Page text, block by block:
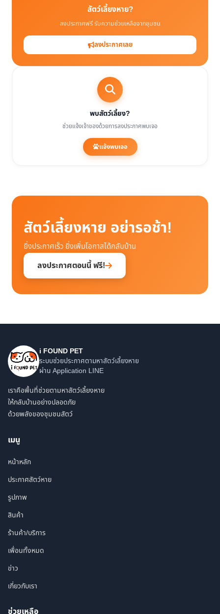
สัตว์เลี้ยงหาย?
ลงประกาศฟรี รับความช่วยเหลือจากชุมชน
ลงประกาศเลย
พบสัตว์เลี้ยง?
ช่วยแจ้งเจ้าของด้วยการลงประกาศพบเจอ
แจ้งพบเจอ
สัตว์เลี้ยงหาย อย่ารอช้า!
ยิ่งประกาศเร็ว ยิ่งเพิ่มโอกาสได้กลับบ้าน
ลงประกาศตอนนี้ ฟรี!
i FOUND PET
ระบบช่วยประกาศตามหาสัตว์เลี้ยงหาย
ผ่าน Application LINE
เราคือพื้นที่ช่วยตามหาสัตว์เลี้ยงหาย
ให้กลับบ้านอย่างปลอดภัย
ด้วยพลังของชุมชนสัตว์
เมนู
หน้าหลัก
ประกาศสัตว์หาย
รูปภาพ
สินค้า
ร้านค้า/บริการ
เพื่อนทั้งหมด
ข่าว
เกี่ยวกับเรา
ช่วยเหลือ